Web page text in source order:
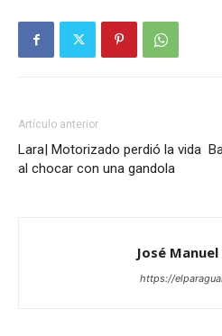
Artículo anterior
Lara| Motorizado perdió la vida
al chocar con una gandola
José
https://